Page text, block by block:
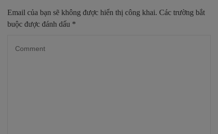
Email của bạn sẽ không được hiển thị công khai. Các trường bắt
buộc được đánh dấu *